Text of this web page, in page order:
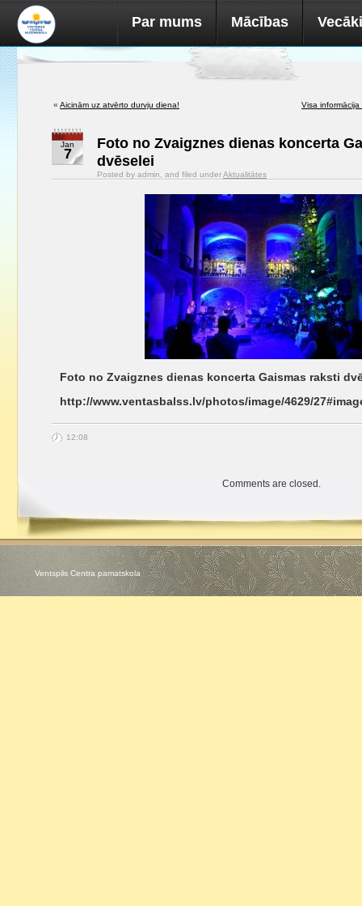
Par mums Mācības
« Aicinām uz atvērto durvju diena! Visa
Jan
7
Foto no Zvaigznes dienas koncerta
dvēselei
Posted by admin, and filed underAktualitātes
Foto no Zvaigznes dienas koncerta Gaismas raksti
http://www.ventasbalss.lv/photos/image/4629/
12:08
Comments are closed.
Ventspils Centra pamatskola